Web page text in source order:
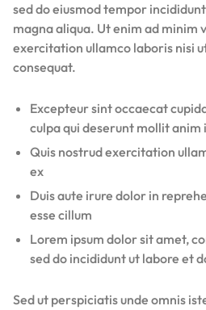
sed do eiusmod tempor
magna aliqua. Ut enim ad minim
exercitation ullamco laboris nisi
consequat.
Excepteur sint occaecat
culpa qui deserunt mollit anim
Quis nostrud exercitation
ex
Duis aute irure dolor in
esse cillum
Lorem ipsum dolor sit amet,
sed do incididunt ut labore et
Sed ut perspiciatis unde omnis